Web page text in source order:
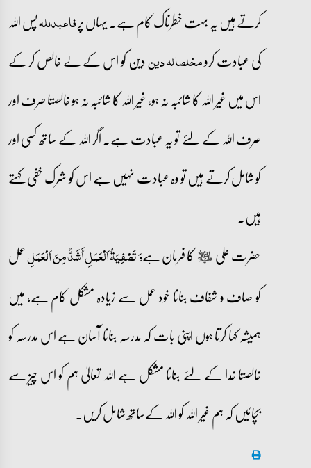
کرتے ہیں یہ بہت خطرناک کام ہے۔ یہاں پرفاعبدللہپس اللہ
کی عبادت کرومخلصا لہ دیندین کو اس کے لے خالص کر کے
اس میں غیر اللہ کا شائبہ نہ ہو، غیر اللہ کا شائبہ نہ ہو خالصتا صرف اور
صرف اللہ کے لئے تو یہ عبادت ہے۔ اگر اللہ کے ساتھ کسی اور
کو شامل کرتے ہیں تو وہ عبادت نہیں ہے اس کو شرک خفی کہتے
ہیں۔
حضرت علی عليه‌السلامکا فرمان ہےوَ تَصْفِيَةُ اَلْعَمَلِ أَشَدُّ مِنَ اَلْعَمَلِعمل
کو صاف و شفاف بنانا خود عمل سے زیادہ مشکل کام ہے، میں
ہمیشہ کہا کرتا ہوں اپنی بات کہ مدرسہ بنانا آسان ہے اس مدرسہ کو
خالصتا خدا کے لئے بنانا مشکل ہے اللہ تعالیٰ ہم کو اس چیز سے
بچائیں کہ ہم غیر اللہ کو اللہ کےساتھ شامل کریں۔